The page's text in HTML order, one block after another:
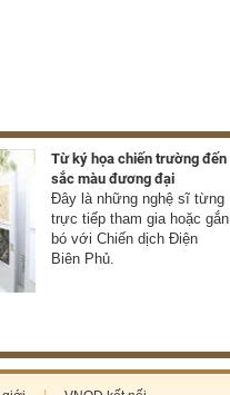
Từ ký họa chiến trường đến
sắc màu đương đại
Đây là những nghệ sĩ từng
trực tiếp tham gia hoặc gắn
bó với Chiến dịch Điện
Biên Phủ.